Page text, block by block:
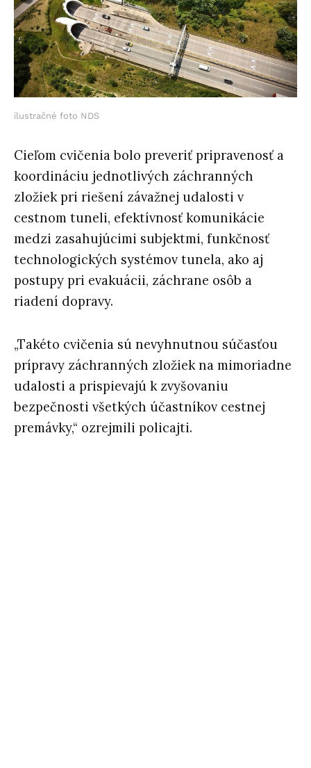
ilustračné foto NDS
Cieľom cvičenia bolo preveriť pripravenosť a
koordináciu jednotlivých záchranných
zložiek pri riešení závažnej udalosti v
cestnom tuneli, efektívnosť komunikácie
medzi zasahujúcimi subjektmi, funkčnosť
technologických systémov tunela, ako aj
postupy pri evakuácii, záchrane osôb a
riadení dopravy.
„Takéto cvičenia sú nevyhnutnou súčasťou
prípravy záchranných zložiek na mimoriadne
udalosti a prispievajú k zvyšovaniu
bezpečnosti všetkých účastníkov cestnej
premávky,“ ozrejmili policajti.